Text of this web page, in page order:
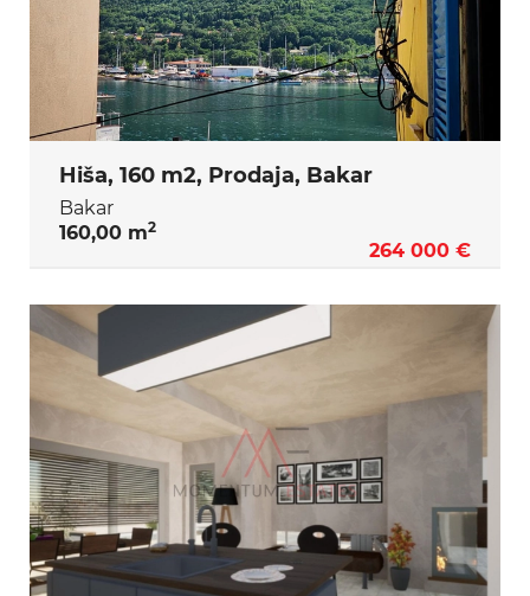
Hiša, 160 m2, Prodaja, Bakar
Bakar
160,00 m2
264 000 €